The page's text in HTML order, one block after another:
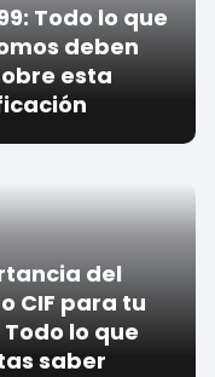
Todo lo que
deben
esta
del
CIF para tu
lo que
saber